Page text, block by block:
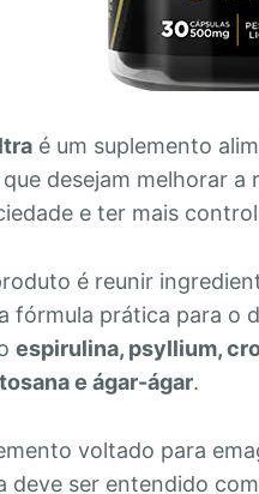
é um suplemento
desejam melhorar
e ter mais
é reunir
fórmula prática para o
espirulina, psyllium,
e ágar-ágar.
voltado para
deve ser entendido